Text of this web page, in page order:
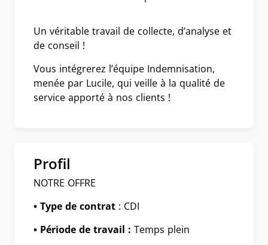
Un véritable travail de collecte, d’analyse et
de conseil !
Vous intégrerez l’équipe Indemnisation,
menée par Lucile, qui veille à la qualité de
service apporté à nos clients !
Profil
NOTRE OFFRE
• Type de contrat : CDI
• Période de travail : Temps plein